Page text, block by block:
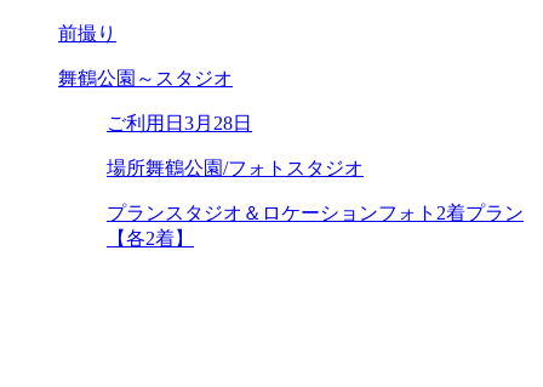
前撮り
舞鶴公園～スタジオ
ご利用日 3月28日
場所舞鶴公園/フォトスタジオ
プランスタジオ＆ロケーションフォト2着プラン
【各2着】